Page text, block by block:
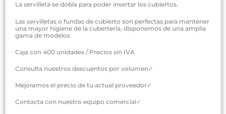
La servilleta se dobla para poder insertar los cubiertos.
Las servilletas o fundas de cubierto son perfectas para mantener
una mayor higiene de la cubertería, disponemos de una amplia
gama de modelos
Caja con 400 unidades / Precios sin IVA
Consulta nuestros descuentos por volumen✓
Mejoramos el precio de tu actual proveedor✓
Contacta con nuestro equipo comercial✓